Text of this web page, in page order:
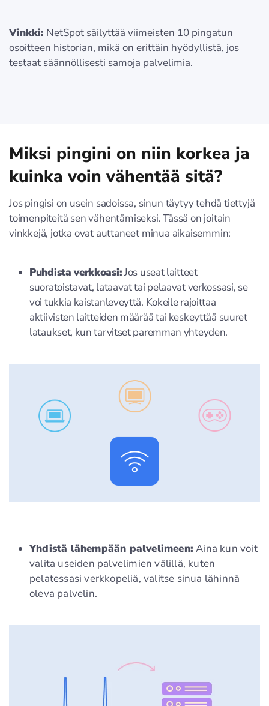
Vinkki: NetSpot säilyttää viimeisten 10 pingatun
osoitteen historian, mikä on erittäin hyödyllistä, jos
testaat säännöllisesti samoja palvelimia.
Miksi pingini on niin korkea ja
kuinka voin vähentää sitä?
Jos pingisi on usein sadoissa, sinun täytyy tehdä tiettyjä
toimenpiteitä sen vähentämiseksi. Tässä on joitain
vinkkejä, jotka ovat auttaneet minua aikaisemmin:
Puhdista verkkoasi:Jos useat laitteet
suoratoistavat, lataavat tai pelaavat verkossasi, se
voi tukkia kaistanleveyttä. Kokeile rajoittaa
aktiivisten laitteiden määrää tai keskeyttää suuret
lataukset, kun tarvitset paremman yhteyden.
Yhdistä lähempään palvelimeen: Aina kun voit
valita useiden palvelimien välillä, kuten
pelatessasi verkkopeliä, valitse sinua lähinnä
oleva palvelin.